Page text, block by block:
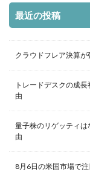
最近の投稿
クラウドフレア決算
トレードデスクの成
由
量子株のリゲッティ
由
8月6日の米国市場で